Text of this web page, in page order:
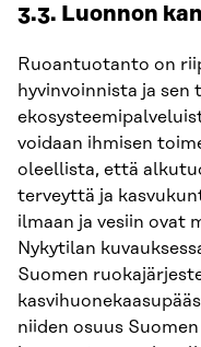
3.3. Luonnon
Ruoantuotanto on
hyvinvoinnista ja
voidaan ihmisen
oleellista, että
terveyttä ja
ilmaan ja vesiin ovat
Nykytilan
Suomen
niiden osuus